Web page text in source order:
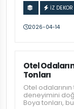
İZ DEKOR
2026-04-14
Otel
Tonları
Otel
deneyimini
Boya tonları,